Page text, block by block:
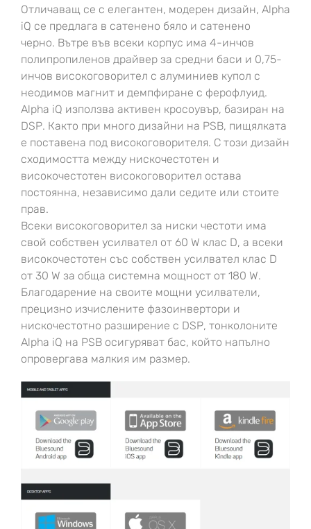
Отличаващ се с елегантен, модерен дизайн, Alpha
iQ се предлага в сатенено бяло и сатенено
черно. Вътре във всеки корпус има 4-инчов
полипропиленов драйвер за средни баси и 0,75-
инчов високоговорител с алуминиев купол с
неодимов магнит и демпфиране с ферофлуид.
Alpha iQ използва активен кросоувър, базиран на
DSP. Както при много дизайни на PSB, пищялката
е поставена под високоговорителя. С този дизайн
сходимостта между нискочестотен и
високочестотен високоговорител остава
постоянна, независимо дали седите или стоите
прав.
Всеки високоговорител за ниски честоти има
свой собствен усилвател от 60 W клас D, а всеки
високочестотен със собствен усилвател клас D
от 30 W за обща системна мощност от 180 W.
Благодарение на своите мощни усилватели,
прецизно изчислените фазоинвертори и
нискочестотно разширение с DSP, тонколоните
Alpha iQ на PSB осигуряват бас, който напълно
опровергава малкия им размер.